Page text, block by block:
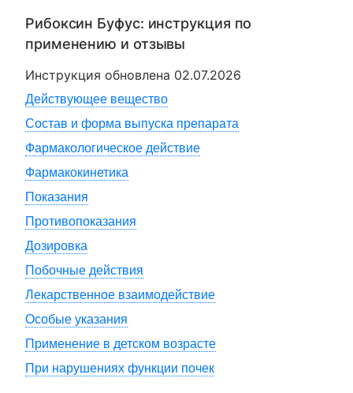
Рибоксин Буфус: инструкция по
применению и отзывы
Инструкция обновлена 02.07.2026
Действующее вещество
Состав и форма выпуска препарата
Фармакологическое действие
Фармакокинетика
Показания
Противопоказания
Дозировка
Побочные действия
Лекарственное взаимодействие
Особые указания
Применение в детском возрасте
При нарушениях функции почек